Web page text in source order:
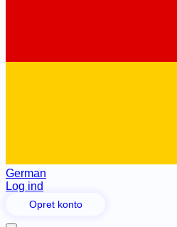
German
Log ind
Opret konto